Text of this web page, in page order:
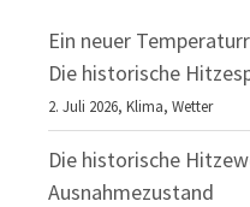
Ein neuer
Die historische
2. Juli 2026,Klima,Wetter
Die historische
Ausnahmezustand